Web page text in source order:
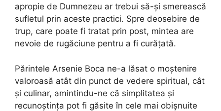
apropie de Dumnezeu ar trebui să-și smerească
sufletul prin aceste practici. Spre deosebire de
trup, care poate fi tratat prin post, mintea are
nevoie de rugăciune pentru a fi curățată.
Părintele Arsenie Boca ne-a lăsat o moștenire
valoroasă atât din punct de vedere spiritual, cât
și culinar, amintindu-ne că simplitatea și
recunoștința pot fi găsite în cele mai obișnuite